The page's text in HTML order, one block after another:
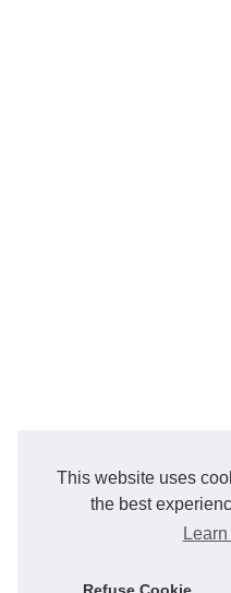
This website uses
the best